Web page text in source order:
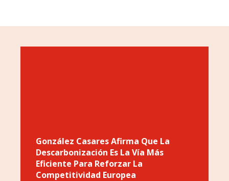
González Casares Afirma Que La
Descarbonización Es La Vía Más
Eficiente Para Reforzar La
Competitividad Europea